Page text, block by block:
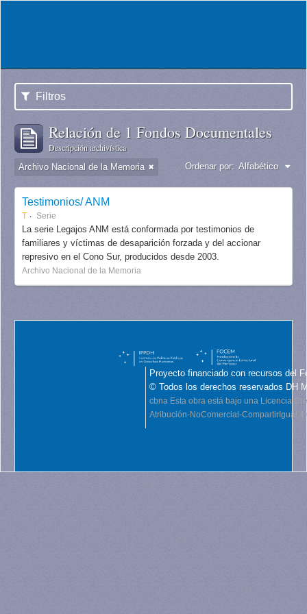
Filtros
Relación de 1 Fondos Documentales
Descripción archivística
Archivo Nacional de la Memoria Ordenar por: Alfabético
Testimonios/ ANM
T Serie
La serie Legajos ANM está conformada por testimonios de
familiares y víctimas de desaparición forzada y del accionar
represivo en el Cono Sur, producidos desde 2003.
Archivo Nacional de la Memoria
Proyecto financiado con recursos del
© Todos los derechos reservados DH
cbna Esta obra está bajo una Licencia
Atribución-NoComercial-CompartirIgual